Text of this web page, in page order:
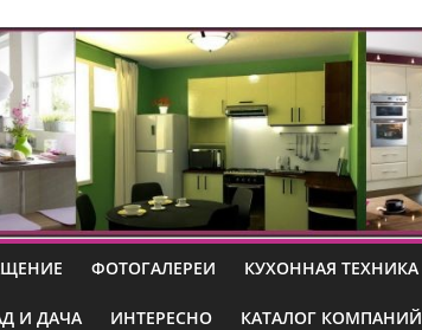
ФОТОГАЛЕРЕИ КУХОННАЯ ТЕХНИКА
И ДАЧА ИНТЕРЕСНО КАТАЛОГ КОМПАНИЙ